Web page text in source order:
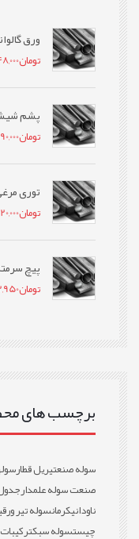
ورق
تومان
پشم
تومان
توری مرغی
تومان
پیچ سرمته 7/5سانت
تومان
برچسب های
سوله صنعتیریل قطار
صنعت سوله علمدار
ناودانیکرمانسوله تیر
چیستسوله سبک